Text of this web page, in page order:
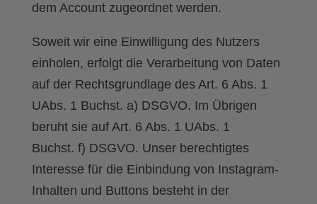
dem Account zugeordnet werden.
Soweit wir eine Einwilligung des Nutzers
einholen, erfolgt die Verarbeitung von Daten
auf der Rechtsgrundlage des Art. 6 Abs. 1
UAbs. 1 Buchst. a) DSGVO. Im Übrigen
beruht sie auf Art. 6 Abs. 1 UAbs. 1
Buchst. f) DSGVO. Unser berechtigtes
Interesse für die Einbindung von Instagram-
Inhalten und Buttons besteht in der